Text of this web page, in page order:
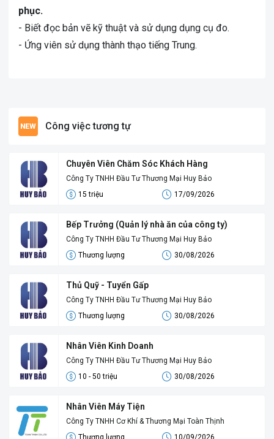
phục.
- Biết đọc bản vẽ kỹ thuật và sử dụng dụng cụ đo.
- Ứng viên sử dụng thành thạo tiếng Trung.
Công việc tương tự
Chuyên Viên Chăm Sóc Khách Hàng
Công Ty TNHH Đầu Tư Thương Mại Huy Bảo
15 triệu
17/09/2026
Bếp Trưởng (Quản lý nhà ăn của công ty)
Công Ty TNHH Đầu Tư Thương Mại Huy Bảo
Thương lượng
30/08/2026
Thủ Quỹ - Tuyển Gấp
Công Ty TNHH Đầu Tư Thương Mại Huy Bảo
Thương lượng
30/08/2026
Nhân Viên Kinh Doanh
Công Ty TNHH Đầu Tư Thương Mại Huy Bảo
10 - 50 triệu
30/08/2026
Nhân Viên Máy Tiện
Công Ty TNHH Cơ Khí & Thương Mại Toàn Thịnh
Thương lượng
10/09/2026